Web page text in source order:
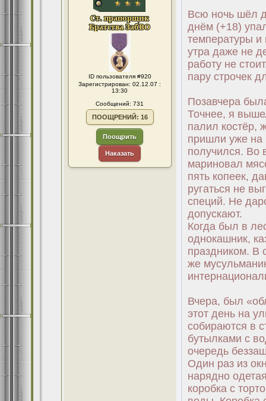
ID пользователя #920
Зарегистрирован: 02.12.07 :
13:30
Сообщений: 731
ПООЩРЕНИЙ: 16
Поощрить
Наказать
Всю ночь шёл
днём (+18)
температуры и
утра даже не
работу не
пару строчек
Позавчера
Точнее, я
палил
пришли уже на
получился. Во
мариновал
пять копеек,
ругаться не
специй. Не
допускают.
Когда был в
однокашник,
праздником. В
же
Вчера, был
этот день на
собираются в
бутылками с
очередь
Один раз из
нарядно
коробка с